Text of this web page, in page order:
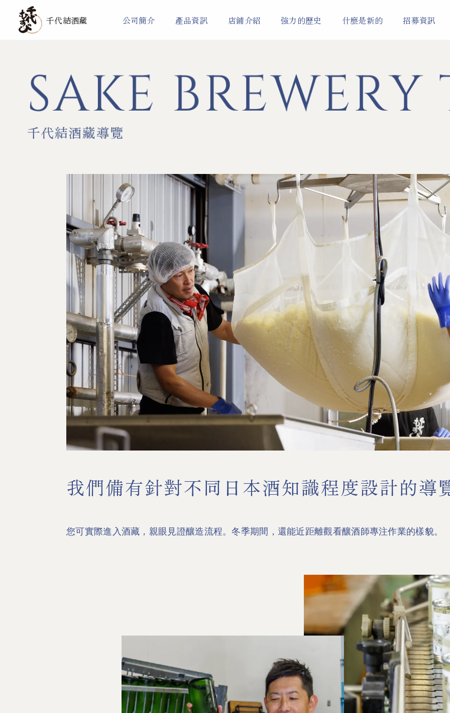
千代結酒藏 公司簡介
企業訊息 公司簡介
產品資訊
產品列表 強力 SORAH 米麴甘酒
有機純米酒系列 ORGANIC SAKE 威士忌酒
店鋪介紹
經營該產品的店家列表 岡空本店
強力的歷史 什麼是新的 招募資訊
SAKE
千代結酒藏導覽
我們備有針對不同日本酒知識程度設計的導
您可實際進入酒藏，親眼見證釀造流程。冬季期間，還能近距離觀看釀酒師專注作業的樣貌。